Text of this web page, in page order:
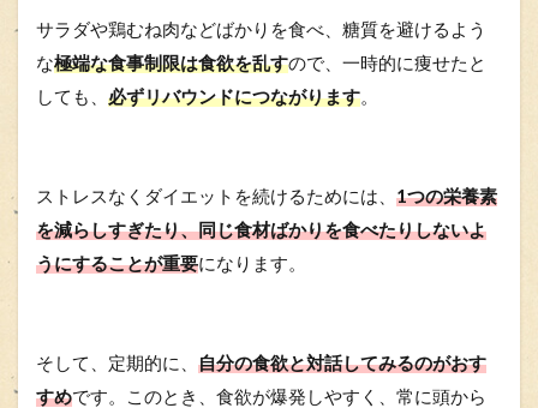
サラダや鶏むね肉などばかりを食べ、糖質を避けるよう
な極端な食事制限は食欲を乱すので、一時的に痩せたと
しても、 必ずリバウンドにつながります。
ストレスなくダイエットを続けるためには、 1つの栄養素
を減らしすぎたり、同じ食材ばかりを食べたりしないよ
うにすることが重要になります。
そして、定期的に、 自分の食欲と対話してみるのがおす
すめです。このとき、食欲が爆発しやすく、常に頭から